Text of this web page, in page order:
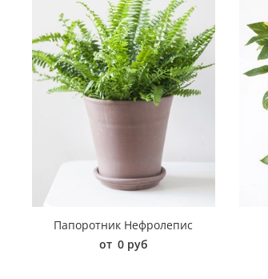
Папоротник Нефролепис
от 0 руб